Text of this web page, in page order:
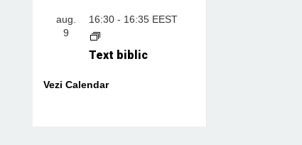
aug.
9
16:30- 16:35 EEST
Text biblic
Vezi Calendar